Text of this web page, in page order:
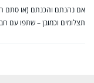
אם נהנתם והכנתם (או סתם
תצלומים וכמובן – שתפו עם